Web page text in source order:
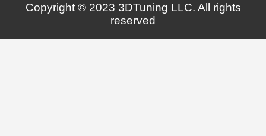
Copyright © 2023 3DTuning LLC. All rights
reserved